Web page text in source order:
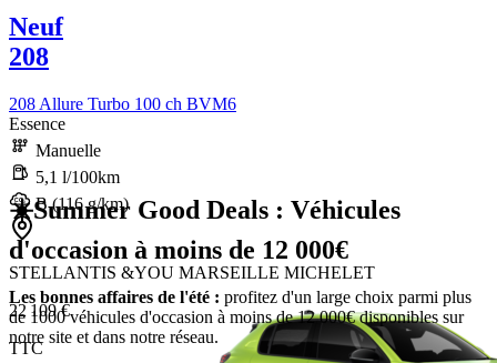
☀️Summer Good Deals : Véhicules
d'occasion à moins de 12 000€
Les bonnes affaires de l'été : profitez d'un large choix parmi plus
de 1000 véhicules d'occasion à moins de 12 000€ disponibles sur
notre site et dans notre réseau.
Neuf
208
208 Allure Turbo 100 ch BVM6
Essence
Manuelle
5,1 l/100km
B (116 g/km)
STELLANTIS &YOU MARSEILLE MICHELET
22 109 €
TTC